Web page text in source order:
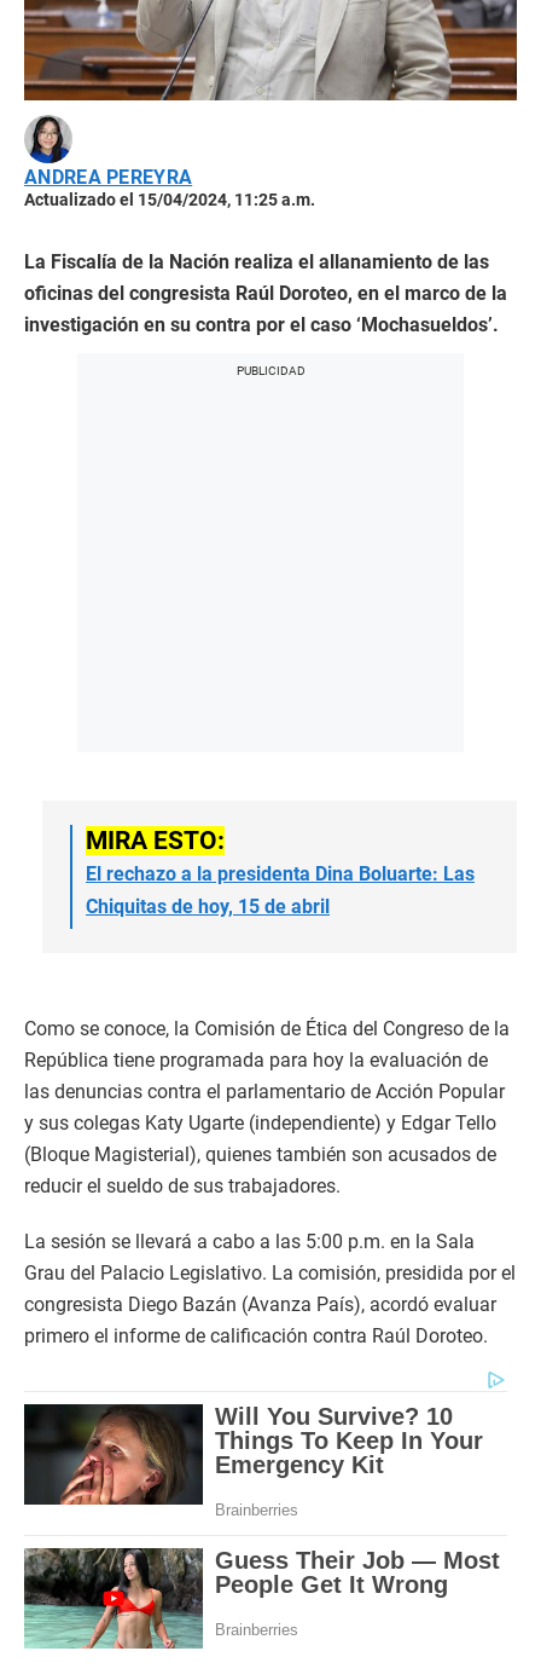
ANDREA PEREYRA
Actualizado el 15/04/2024, 11:25 a.m.
La Fiscalía de la Nación realiza el allanamiento de las
oficinas del congresista Raúl Doroteo, en el marco de la
investigación en su contra por el caso ‘Mochasueldos’.
MIRA ESTO:
El rechazo a la presidenta Dina Boluarte: Las
Chiquitas de hoy, 15 de abril
Como se conoce, la Comisión de Ética del Congreso de la
República tiene programada para hoy la evaluación de
las denuncias contra el parlamentario de Acción Popular
y sus colegas Katy Ugarte (independiente) y Edgar Tello
(Bloque Magisterial), quienes también son acusados de
reducir el sueldo de sus trabajadores.
La sesión se llevará a cabo a las 5:00 p.m. en la Sala
Grau del Palacio Legislativo. La comisión, presidida por el
congresista Diego Bazán (Avanza País), acordó evaluar
primero el informe de calificación contra Raúl Doroteo.